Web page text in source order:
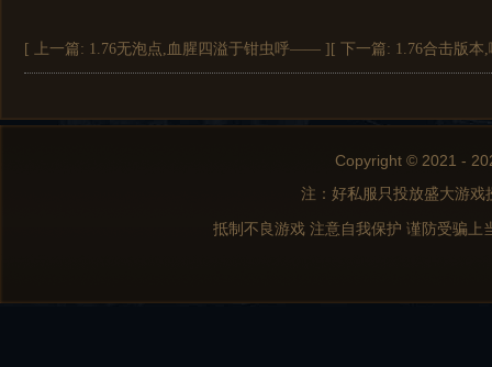
[ 上一篇: 1.76无泡点,血腥四溢于钳虫呼—— ] [ 下一篇: 1.76合击版本
Copyright © 2021 -
注：好私服只投放盛大游
抵制不良游戏 注意自我保护 谨防受骗